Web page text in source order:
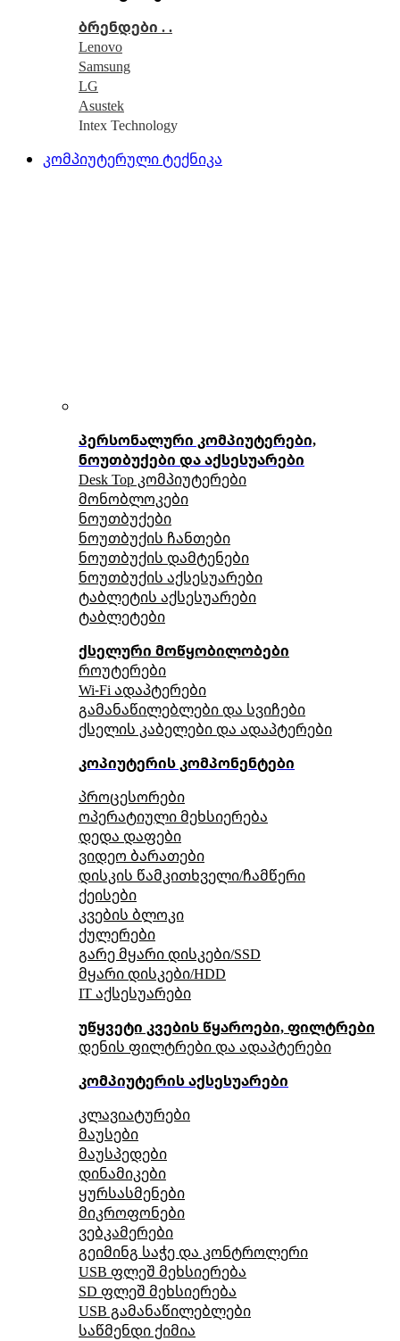
ბრენდები . .
Lenovo
Samsung
LG
Asustek
Intex Technology
კომპიუტერული ტექნიკა
პერსონალური კომპიუტერები,
ნოუთბუქები და აქსესუარები
Desk Top კომპიუტერები
მონობლოკები
ნოუთბუქები
ნოუთბუქის ჩანთები
ნოუთბუქის დამტენები
ნოუთბუქის აქსესუარები
ტაბლეტის აქსესუარები
ტაბლეტები
ქსელური მოწყობილობები
როუტერები
Wi-Fi ადაპტერები
გამანაწილებლები და სვიჩები
ქსელის კაბელები და ადაპტერები
კოპიუტერის კომპონენტები
პროცესორები
ოპერატიული მეხსიერება
დედა დაფები
ვიდეო ბარათები
დისკის წამკითხველი/ჩამწერი
ქეისები
კვების ბლოკი
ქულერები
გარე მყარი დისკები/SSD
მყარი დისკები/HDD
IT აქსესუარები
უწყვეტი კვების წყაროები, ფილტრები
დენის ფილტრები და ადაპტერები
კომპიუტერის აქსესუარები
კლავიატურები
მაუსები
მაუსპედები
დინამიკები
ყურსასმენები
მიკროფონები
ვებკამერები
გეიმინგ საჭე და კონტროლერი
USB ფლეშ მეხსიერება
SD ფლეშ მეხსიერება
USB გამანაწილებლები
საწმენდი ქიმია